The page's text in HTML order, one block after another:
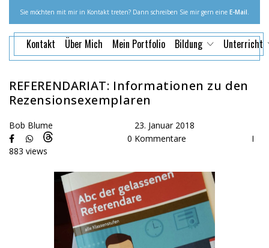
Sie möchten mit mir in Kontakt treten? Dann schreiben Sie mir gern eine E-Mail.
Kontakt Über Mich Mein Portfolio Bildung Unterricht
REFERENDARIAT: Informationen zu den
Rezensionsexemplaren
Bob Blume
23. Januar 2018
0 Kommentare
I
883 views